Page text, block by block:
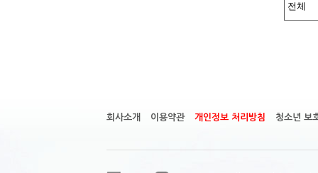
회사소개 이용약관 개인정보 처리방침 청소년 보